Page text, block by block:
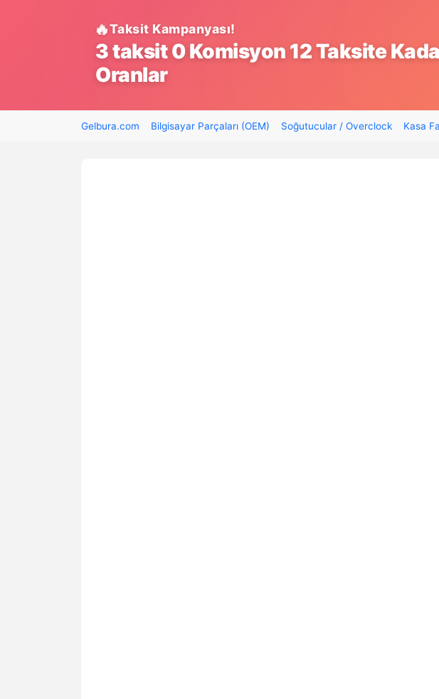
Taksit Kampanyası!
3 taksit 0 Komisyon 12 Taksite
Oranlar
Gelbura.com Bilgisayar Parçaları (OEM) Soğutucular / Overclock Kasa